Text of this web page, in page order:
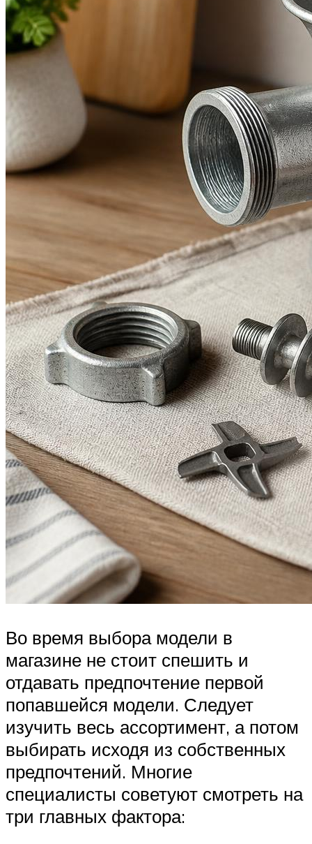
Во время выбора модели в
магазине не стоит спешить и
отдавать предпочтение первой
попавшейся модели. Следует
изучить весь ассортимент, а потом
выбирать исходя из собственных
предпочтений. Многие
специалисты советуют смотреть на
три главных фактора: